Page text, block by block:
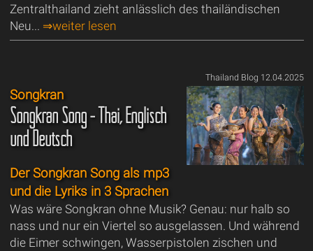
Zentralthailand zieht anlässlich des thailändischen
Neu... ⇒weiter lesen
Thailand Blog 12.04.2025
Songkran
Songkran Song - Thai, Englisch
und Deutsch
Der Songkran Song als mp3
und die Lyriks in 3 Sprachen
Was wäre Songkran ohne Musik? Genau: nur halb so
nass und nur ein Viertel so ausgelassen. Und während
die Eimer schwingen, Wasserpistolen zischen und